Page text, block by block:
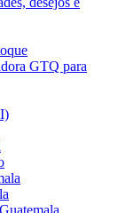
GTQ para